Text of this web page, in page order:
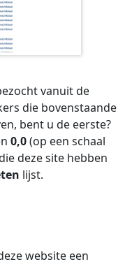
vanuit de
die bovenstaande
bent u de eerste?
0,0(op een schaal
deze site hebben
lijst.
website een